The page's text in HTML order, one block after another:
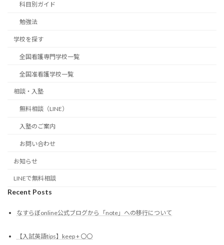
科目別ガイド
勉強法
学校を探す
全国看護専門学校一覧
全国准看護学校一覧
相談・入塾
無料相談（LINE）
入塾のご案内
お問い合わせ
お知らせ
LINEで無料相談
Recent Posts
なすらぼonline公式ブログから「note」への移行について
【入試英語tips】keep + 〇〇